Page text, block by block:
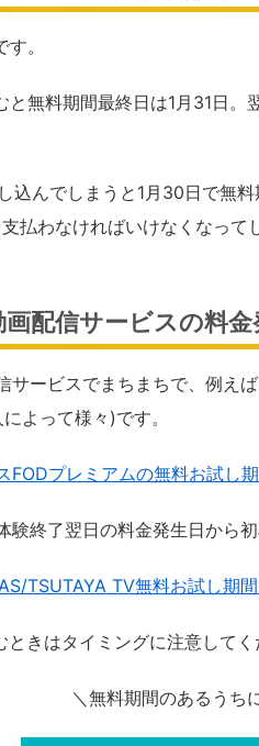
。
と無料期間最終日は1月31日
込んでしまうと1月30日で無
払わなければいけなくなっ
画配信サービスの料
サービスでまちまちで、例え
よって様々)です。
FODプレミアムの無料お試し
終了翌日の料金発生日から
TSUTAYA TV無料お試し期
きはタイミングに注意してく
＼無料期間のあるうち